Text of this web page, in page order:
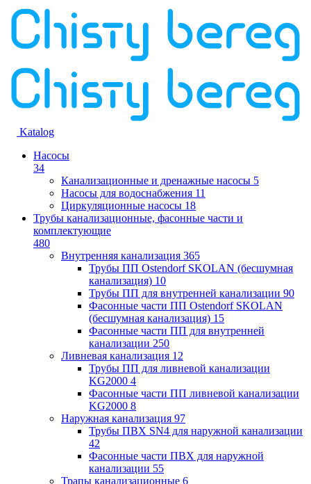
Katalog
Насосы
34
Канализационные и дренажные насосы 5
Насосы для водоснабжения 11
Циркуляционные насосы 18
Трубы канализационные, фасонные части и
комплектующие
480
Внутренняя канализация 365
Трубы ПП Ostendorf SKOLAN (бесшумная
канализация) 10
Трубы ПП для внутренней канализации 90
Фасонные части ПП Ostendorf SKOLAN
(бесшумная канализация) 15
Фасонные части ПП для внутренней
канализации 250
Ливневая канализация 12
Трубы ПП для ливневой канализации
KG2000 4
Фасонные части ПП ливневой канализации
KG2000 8
Наружная канализация 97
Трубы ПВХ SN4 для наружной канализации
42
Фасонные части ПВХ для наружной
канализации 55
Трапы канализационные 6